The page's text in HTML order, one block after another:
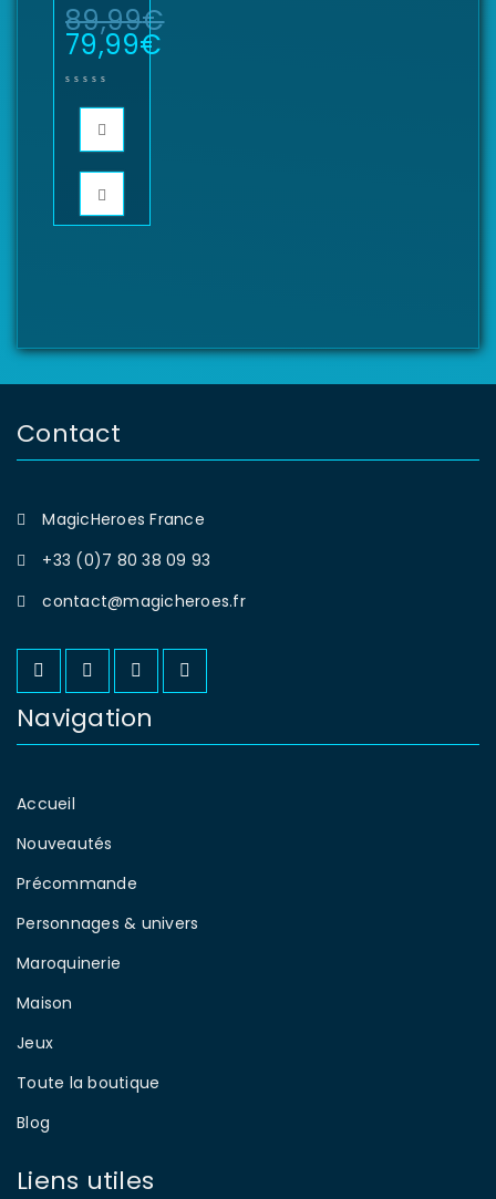
89,99€
79,99€
Contact
MagicHeroes France
+33 (0)7 80 38 09 93
contact@magicheroes.fr
Navigation
Accueil
Nouveautés
Précommande
Personnages & univers
Maroquinerie
Maison
Jeux
Toute la boutique
Blog
Liens utiles